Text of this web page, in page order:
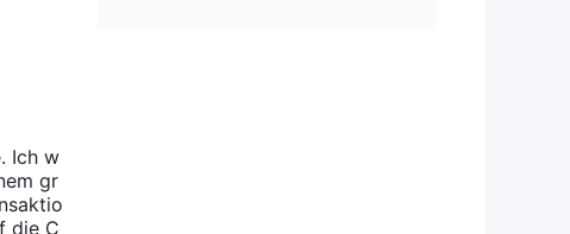
Ich w
gr
die C